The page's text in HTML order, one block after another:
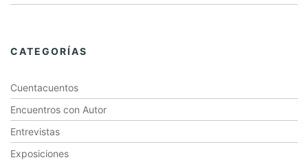
CATEGORÍAS
Cuentacuentos
Encuentros con Autor
Entrevistas
Exposiciones